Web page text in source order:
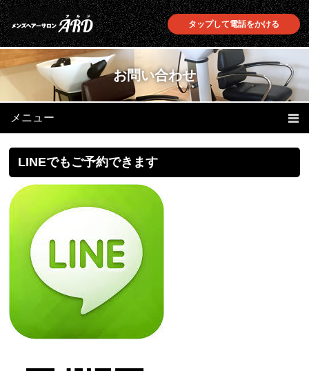
タップして電話をかける
お問い合わせ
メニュー
ホーム 初めての方へ
アメリオールの効果
LINEでもご予約できます